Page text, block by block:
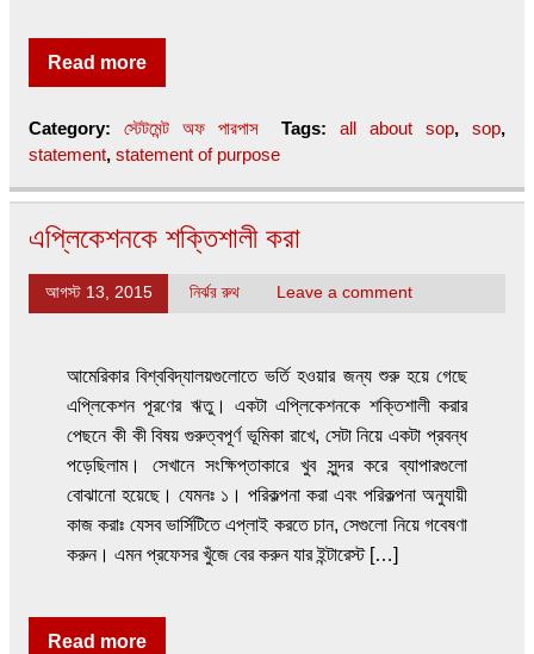
Read more
Category:স্টেটমেন্ট অফ পারপাস Tags: all about sop,sop,
statement, statement of purpose
এপ্লিকেশনকে শক্তিশালী করা
আগস্ট 13, 2015 নির্ঝর রুথ Leave a comment
আমেরিকার বিশ্ববিদ্যালয়গুলোতে ভর্তি হওয়ার জন্য শুরু হয়ে গেছে
এপ্লিকেশন পূরণের ঋতু। একটা এপ্লিকেশনকে শক্তিশালী করার
পেছনে কী কী বিষয় গুরুত্বপূর্ণ ভূমিকা রাখে, সেটা নিয়ে একটা প্রবন্ধ
পড়েছিলাম। সেখানে সংক্ষিপ্তাকারে খুব সুন্দর করে ব্যাপারগুলো
বোঝানো হয়েছে। যেমনঃ ১। পরিকল্পনা করা এবং পরিকল্পনা অনুযায়ী
কাজ করাঃ যেসব ভার্সিটিতে এপ্লাই করতে চান, সেগুলো নিয়ে গবেষণা
করুন। এমন প্রফেসর খুঁজে বের করুন যার ইন্টারেস্ট […]
Read more